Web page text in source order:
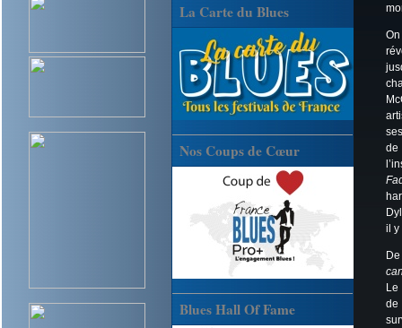
de
il y
Le
de
La Carte du Blues
Nos Coups de Cœur
Blues Hall Of Fame